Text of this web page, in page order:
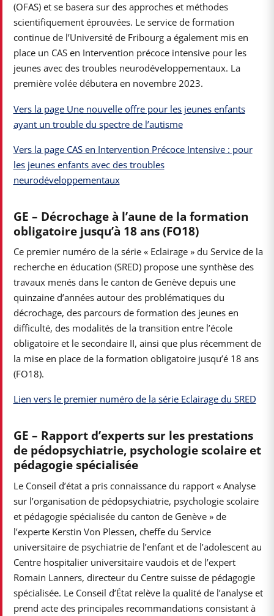
(OFAS) et se basera sur des approches et méthodes
scientifiquement éprouvées. Le service de formation
continue de l’Université de Fribourg a également mis en
place un CAS en Intervention précoce intensive pour les
jeunes avec des troubles neurodéveloppementaux. La
première volée débutera en novembre 2023.
Vers la page Une nouvelle offre pour les jeunes enfants
ayant un trouble du spectre de l’autisme
Vers la page CAS en Intervention Précoce Intensive : pour
les jeunes enfants avec des troubles
neurodéveloppementaux
GE – Décrochage à l’aune de la formation
obligatoire jusqu’à 18 ans (FO18)
Ce premier numéro de la série « Eclairage » du Service de la
recherche en éducation (SRED) propose une synthèse des
travaux menés dans le canton de Genève depuis une
quinzaine d’années autour des problématiques du
décrochage, des parcours de formation des jeunes en
difficulté, des modalités de la transition entre l’école
obligatoire et le secondaire II, ainsi que plus récemment de
la mise en place de la formation obligatoire jusqu’é 18 ans
(FO18).
Lien vers le premier numéro de la série Eclairage du SRED
GE – Rapport d’experts sur les prestations
de pédopsychiatrie, psychologie scolaire et
pédagogie spécialisée
Le Conseil d’état a pris connaissance du rapport « Analyse
sur l’organisation de pédopsychiatrie, psychologie scolaire
et pédagogie spécialisée du canton de Genève » de
l’experte Kerstin Von Plessen, cheffe du Service
universitaire de psychiatrie de l’enfant et de l’adolescent au
Centre hospitalier universitaire vaudois et de l’expert
Romain Lanners, directeur du Centre suisse de pédagogie
spécialisée. Le Conseil d’État relève la qualité de l’analyse et
prend acte des principales recommandations consistant à